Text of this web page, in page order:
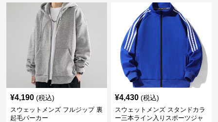
¥4,190 (税込)
スウェットメンズ フルジップ 裏
起毛パーカー
¥4,430 (税込)
スウェットメンズ スタンドカラ
ー三本ライン入りスポーツジャ